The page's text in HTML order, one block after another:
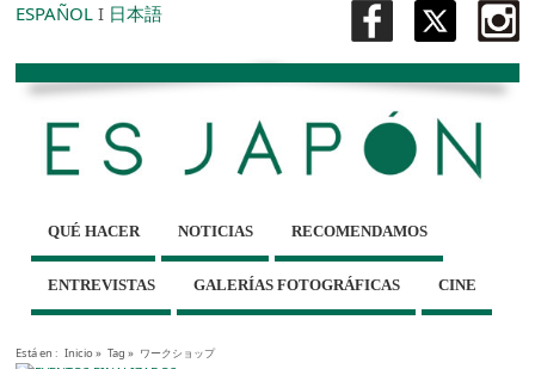
ESPAÑOL I 日本語
QUÉ HACER NOTICIAS RECOMENDAMOS
ENTREVISTAS GALERÍAS FOTOGRÁFICAS CINE
Está en : Inicio» Tag » ワークショップ